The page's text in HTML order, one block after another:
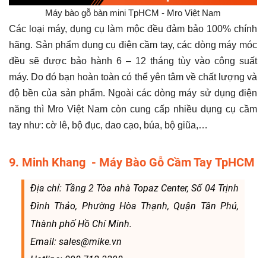
Máy bào gỗ bàn mini TpHCM - Mro Việt Nam
Các loại máy, dụng cụ làm mộc đều đảm bảo 100% chính
hãng. Sản phẩm dụng cụ điện cầm tay, các dòng máy móc
đều sẽ được bảo hành 6 – 12 tháng tùy vào công suất
máy. Do đó bạn hoàn toàn có thể yên tâm về chất lượng và
độ bền của sản phẩm. Ngoài các dòng máy sử dụng điện
năng thì Mro Việt Nam còn cung cấp nhiều dụng cụ cầm
tay như: cờ lê, bộ đục, dao cạo, búa, bộ giũa,…
9. Minh Khang - Máy Bào Gỗ Cầm Tay TpHCM
Địa chỉ: Tầng 2 Tòa nhà Topaz Center, Số 04 Trịnh
Đình Thảo, Phường Hòa Thạnh, Quận Tân Phú,
Thành phố Hồ Chí Minh.
Email: sales@mike.vn